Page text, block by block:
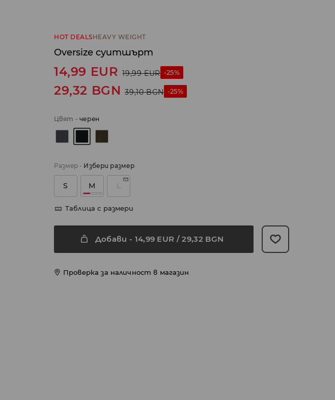
HOT DEALSHEAVY WEIGHT
Oversize суитшърт
14,99 EUR 19,99 EUR -25%
29,32 BGN 39,10 BGN -25%
Цвят -черeн
Размер- Избери размер
S M L
Таблица с размери
Добави - 14,99 EUR / 29,32 BGN
Проверка за наличност в магазин